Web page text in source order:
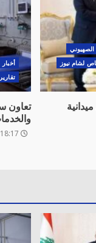
أخبار
تقارير
تعاون
الصهيوني
لشام نيوز